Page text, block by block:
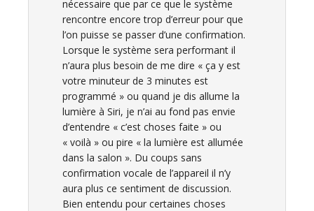
nécessaire que par ce que le système
rencontre encore trop d’erreur pour que
l’on puisse se passer d’une confirmation.
Lorsque le système sera performant il
n’aura plus besoin de me dire « ça y est
votre minuteur de 3 minutes est
programmé » ou quand je dis allume la
lumière à Siri, je n’ai au fond pas envie
d’entendre « c’est choses faite » ou
« voilà » ou pire « la lumière est allumée
dans la salon ». Du coups sans
confirmation vocale de l’appareil il n’y
aura plus ce sentiment de discussion.
Bien entendu pour certaines choses